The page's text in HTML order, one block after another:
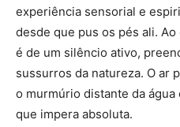
experiência sensorial e
desde que pus os pés ali.
é de um silêncio ativo,
sussurros da natureza. O ar
o murmúrio distante da
que impera absoluta.